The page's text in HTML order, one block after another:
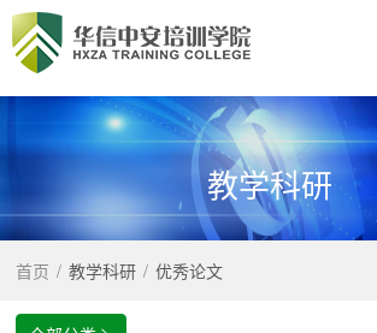
教学科研
首页 / 教学科研 / 优秀论文